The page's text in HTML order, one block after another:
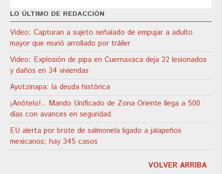
LO ÚLTIMO DE REDACCIÓN
Video: Capturan a sujeto señalado de empujar a adulto
mayor que murió arrollado por tráiler
Video: Explosión de pipa en Cuernavaca deja 22 lesionados
y daños en 34 viviendas
Ayotzinapa: la deuda histórica
¡Anótelo!.. Mando Unificado de Zona Oriente llega a 500
días con avances en seguridad
EU alerta por brote de salmonela ligado a jalapeños
mexicanos; hay 345 casos
VOLVER ARRIBA